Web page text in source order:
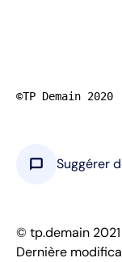
©TP Demain 2020
chat_bubble Suggérer
© tp.demain
Dernière